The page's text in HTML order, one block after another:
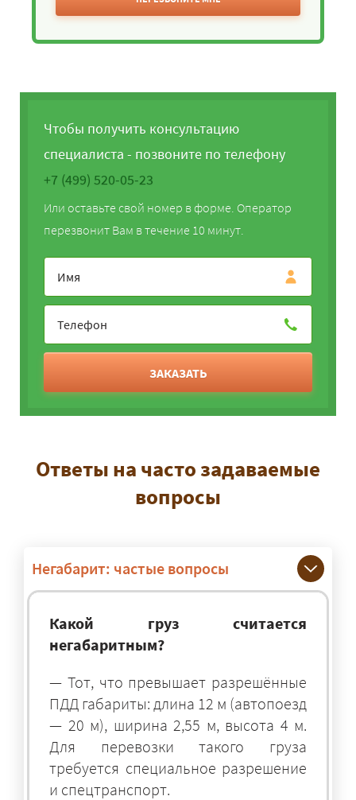
Чтобы получить консультацию
специалиста - позвоните по телефону
+7 (499) 520-05-23
Или оставьте свой номер в форме. Оператор
перезвонит Вам в течение 10 минут.
ЗАКАЗАТЬ
Ответы на часто задаваемые
вопросы
Негабарит: частые вопросы
Какой груз считается
негабаритным?
— Тот, что превышает разрешённые
ПДД габариты: длина 12 м (автопоезд
— 20 м), ширина 2,55 м, высота 4 м.
Для перевозки такого груза
требуется специальное разрешение
и спецтранспорт.